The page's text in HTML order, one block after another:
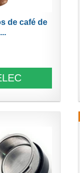
de café de